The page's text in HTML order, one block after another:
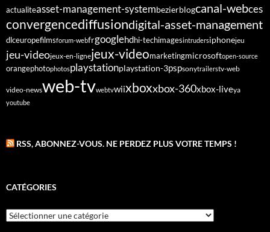
actualiteasset-management-systembezierblogcanal-webces
convergencediffusiondigital-asset-management
dlceuropefilmsforum-webfrgooglehdhi-techimagesintrudersiphonejeu
jeu-videojeux-en-lignejeux-videomarketingmicrosoftopen-source
orangephotophotosplaystationplaystation-3pspsonytrailerstv-web
video-newsweb-tvwebtvwiixboxxbox-360xbox-liveya
youtube
RSS, ABONNEZ-VOUS. NE PERDEZ PLUS VOTRE TEMPS !
CATÉGORIES
Catégories